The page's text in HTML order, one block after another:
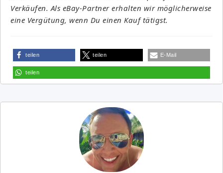
Verkäufen. Als eBay-Partner erhalten wir möglicherweise
eine Vergütung, wenn Du einen Kauf tätigst.
teilen teilen E-Mail
teilen